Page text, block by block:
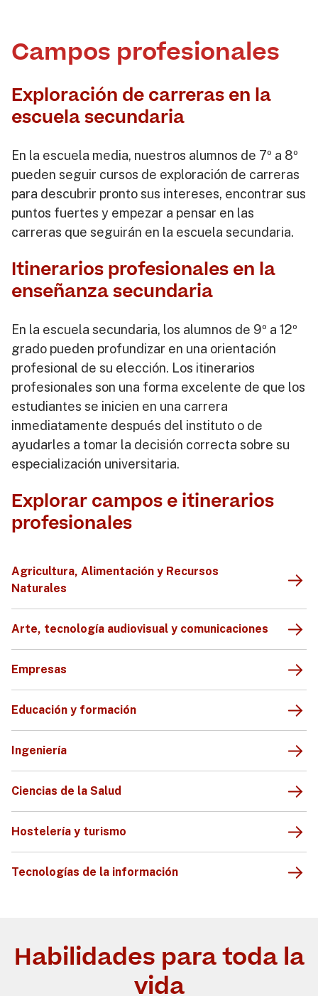
Campos profesionales
Exploración de carreras en la
escuela secundaria
En la escuela media, nuestros alumnos de 7º a 8º
pueden seguir cursos de exploración de carreras
para descubrir pronto sus intereses, encontrar sus
puntos fuertes y empezar a pensar en las
carreras que seguirán en la escuela secundaria.
Itinerarios profesionales en la
enseñanza secundaria
En la escuela secundaria, los alumnos de 9º a 12º
grado pueden profundizar en una orientación
profesional de su elección. Los itinerarios
profesionales son una forma excelente de que los
estudiantes se inicien en una carrera
inmediatamente después del instituto o de
ayudarles a tomar la decisión correcta sobre su
especialización universitaria.
Explorar campos e itinerarios
profesionales
Agricultura, Alimentación y Recursos
Naturales
Arte, tecnología audiovisual y comunicaciones
Empresas
Educación y formación
Ingeniería
Ciencias de la Salud
Hostelería y turismo
Tecnologías de la información
Habilidades para toda la
vida